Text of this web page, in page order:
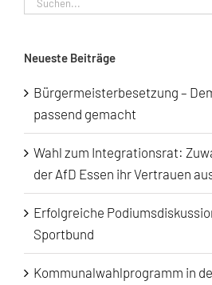
Neueste Beiträge
Bürgermeisterbesetzung –
passend gemacht
Wahl zum Integrationsrat:
der AfD Essen ihr Vertrauen
Erfolgreiche
Sportbund
Kommunalwahlprogramm in